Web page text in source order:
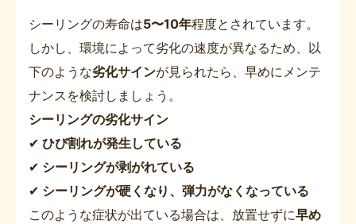
シーリングの寿命は5〜10年程度とされています。
しかし、環境によって劣化の速度が異なるため、以
下のような劣化サインが見られたら、早めにメンテ
ナンスを検討しましょう。
シーリングの劣化サイン
✔ ひび割れが発生している
✔ シーリングが剥がれている
✔ シーリングが硬くなり、弾力がなくなっている
このような症状が出ている場合は、放置せずに早め